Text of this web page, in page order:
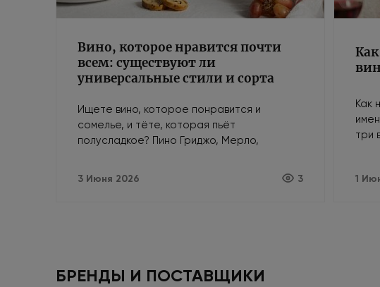
Вино, которое нравится почти
всем: существуют ли
универсальные стили и сорта
Ищете вино, которое понравится и
сомелье, и тёте, которая пьёт
полусладкое? Пино Гриджо, Мерло,
3 Июня 2026 3
Как
три
1
БРЕНДЫ И ПОСТАВЩИКИ